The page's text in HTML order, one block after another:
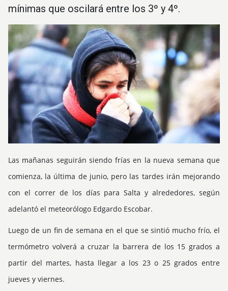
mínimas que oscilará entre los 3º y 4º.
Las mañanas seguirán siendo frías en la nueva semana que
comienza, la última de junio, pero las tardes irán mejorando
con el correr de los días para Salta y alrededores, según
adelantó el meteorólogo Edgardo Escobar.
Luego de un fin de semana en el que se sintió mucho frío, el
termómetro volverá a cruzar la barrera de los 15 grados a
partir del martes, hasta llegar a los 23 o 25 grados entre
jueves y viernes.